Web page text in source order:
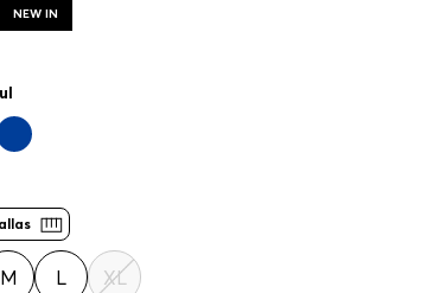
NEW IN
M L XL